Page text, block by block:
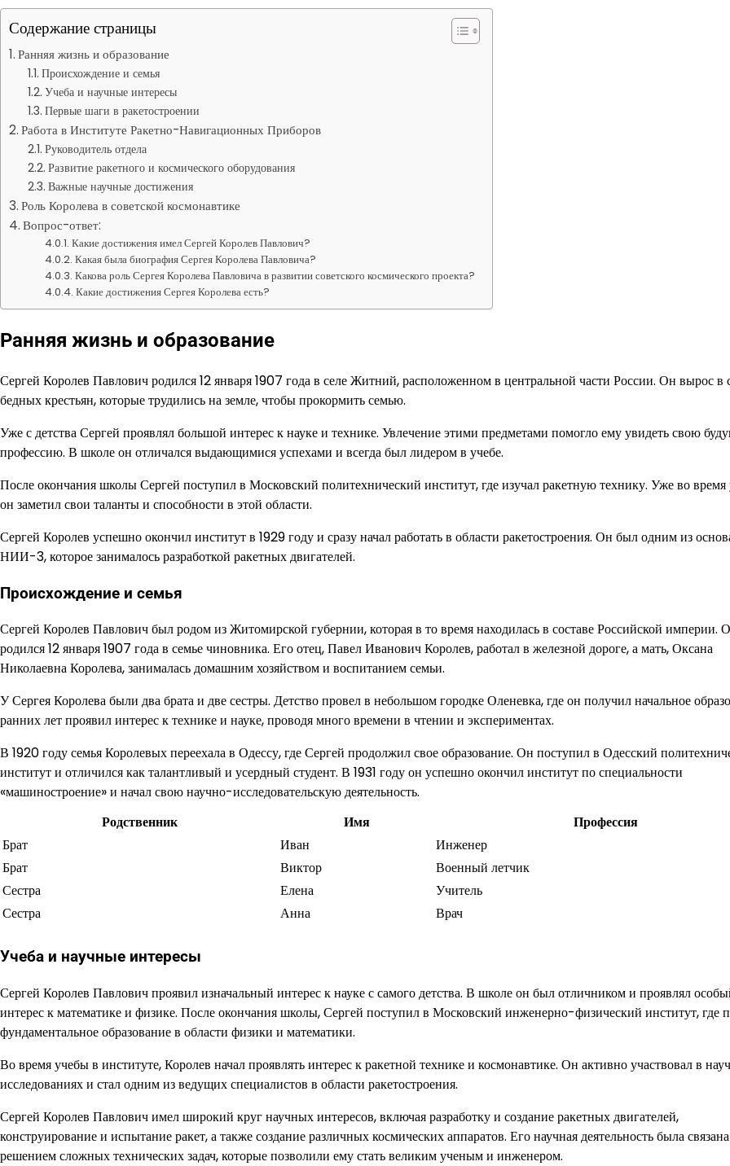
Содержание страницы
Ранняя жизнь и образование
Происхождение и семья
Учеба и научные интересы
Первые шаги в ракетостроении
Работа в Институте Ракетно-Навигационных Приборов
Руководитель отдела
Развитие ракетного и космического оборудования
Важные научные достижения
Роль Королева в советской космонавтике
Вопрос-ответ:
Какие достижения имел Сергей Королев Павлович?
Какая была биография Сергея Королева Павловича?
Какова роль Сергея Королева Павловича в развитии советского космического проекта?
Какие достижения Сергея Королева есть?
Ранняя жизнь и образование
Сергей Королев Павлович родился 12 января 1907 года в селе Житний, расположенном в центральной части России. Он вырос в
бедных крестьян, которые трудились на земле, чтобы прокормить семью.
Уже с детства Сергей проявлял большой интерес к науке и технике. Увлечение этими предметами помогло ему увидеть свою
профессию. В школе он отличался выдающимися успехами и всегда был лидером в учебе.
После окончания школы Сергей поступил в Московский политехнический институт, где изучал ракетную технику. Уже во
он заметил свои таланты и способности в этой области.
Сергей Королев успешно окончил институт в 1929 году и сразу начал работать в области ракетостроения. Он был одним из
НИИ-3, которое занималось разработкой ракетных двигателей.
Происхождение и семья
Сергей Королев Павлович был родом из Житомирской губернии, которая в то время находилась в составе Российской империи.
родился 12 января 1907 года в семье чиновника. Его отец, Павел Иванович Королев, работал в железной дороге, а мать, Оксана
Николаевна Королева, занималась домашним хозяйством и воспитанием семьи.
У Сергея Королева были два брата и две сестры. Детство провел в небольшом городке Оленевка, где он получил начальное
ранних лет проявил интерес к технике и науке, проводя много времени в чтении и экспериментах.
В 1920 году семья Королевых переехала в Одессу, где Сергей продолжил свое образование. Он поступил в Одесский
институт и отличился как талантливый и усердный студент. В 1931 году он успешно окончил институт по специальности
«машиностроение» и начал свою научно-исследовательскую деятельность.
Родственник
Имя
Профессия
Брат
Иван
Инженер
Брат
Виктор
Военный летчик
Сестра
Елена
Учитель
Сестра
Анна Врач
Учеба и научные интересы
Сергей Королев Павлович проявил изначальный интерес к науке с самого детства. В школе он был отличником и проявлял
интерес к математике и физике. После окончания школы, Сергей поступил в Московский инженерно-физический институт, где
фундаментальное образование в области физики и математики.
Во время учебы в институте, Королев начал проявлять интерес к ракетной технике и космонавтике. Он активно участвовал в
исследованиях и стал одним из ведущих специалистов в области ракетостроения.
Сергей Королев Павлович имел широкий круг научных интересов, включая разработку и создание ракетных двигателей,
конструирование и испытание ракет, а также создание различных космических аппаратов. Его научная деятельность была
решением сложных технических задач, которые позволили ему стать великим ученым и инженером.